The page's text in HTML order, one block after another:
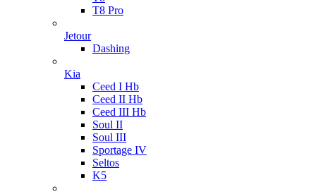
T8 Pro
Jetour
Dashing
Kia
Ceed I Hb
Ceed II Hb
Ceed III Hb
Soul II
Soul III
Sportage IV
Seltos
K5